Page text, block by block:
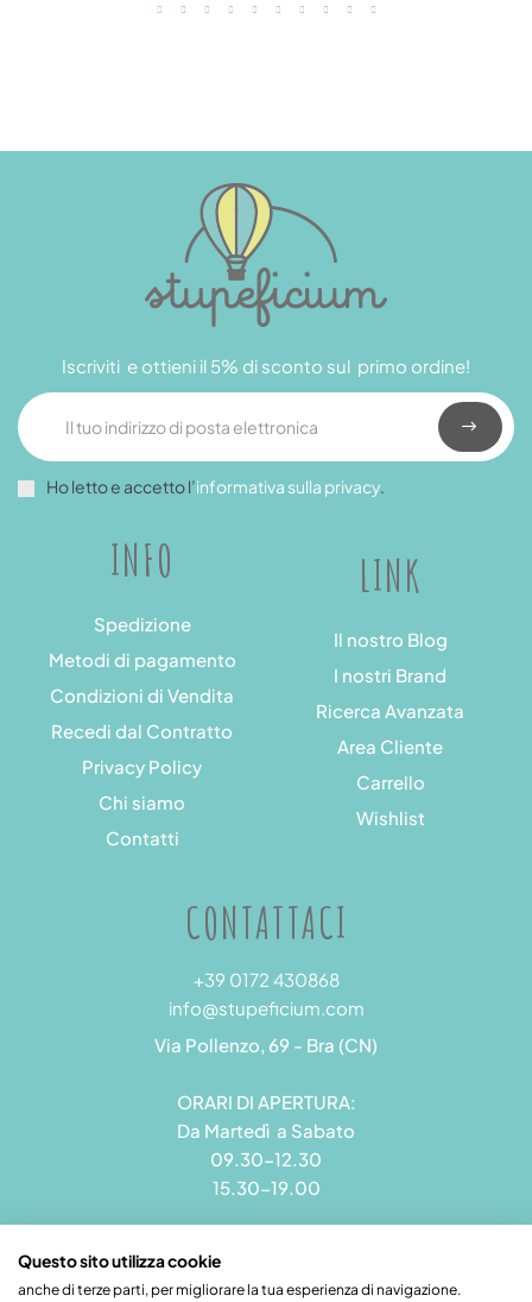
INFO
Spedizione
Metodi di pagamento
Condizioni di Vendita
Recedi dal Contratto
Privacy Policy
Chi siamo
Contatti
LINK
Il nostro Blog
I nostri Brand
Ricerca Avanzata
Area Cliente
Carrello
Wishlist
Iscriviti e ottieni il 5% di sconto sul primo ordine!
Ho letto e accetto l’informativa sulla privacy.
CONTATTACI
+39 0172 430868
info@stupeficium.com
Via Pollenzo, 69 - Bra (CN)
ORARI DI APERTURA:
Da Martedì a Sabato
09.30-12.30
15.30-19.00
Questo sito utilizza cookie
anche di terze parti, per migliorare la tua esperienza di navigazione.